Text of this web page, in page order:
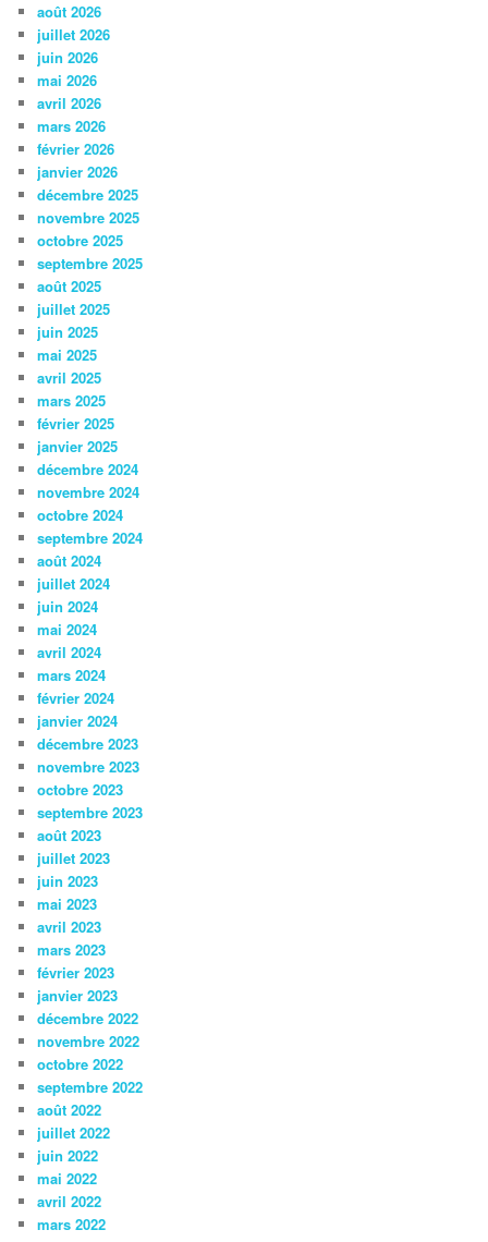
août 2026
juillet 2026
juin 2026
mai 2026
avril 2026
mars 2026
février 2026
janvier 2026
décembre 2025
novembre 2025
octobre 2025
septembre 2025
août 2025
juillet 2025
juin 2025
mai 2025
avril 2025
mars 2025
février 2025
janvier 2025
décembre 2024
novembre 2024
octobre 2024
septembre 2024
août 2024
juillet 2024
juin 2024
mai 2024
avril 2024
mars 2024
février 2024
janvier 2024
décembre 2023
novembre 2023
octobre 2023
septembre 2023
août 2023
juillet 2023
juin 2023
mai 2023
avril 2023
mars 2023
février 2023
janvier 2023
décembre 2022
novembre 2022
octobre 2022
septembre 2022
août 2022
juillet 2022
juin 2022
mai 2022
avril 2022
mars 2022